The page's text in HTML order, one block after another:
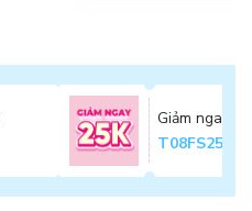
Giảm ngay
T08FS25K